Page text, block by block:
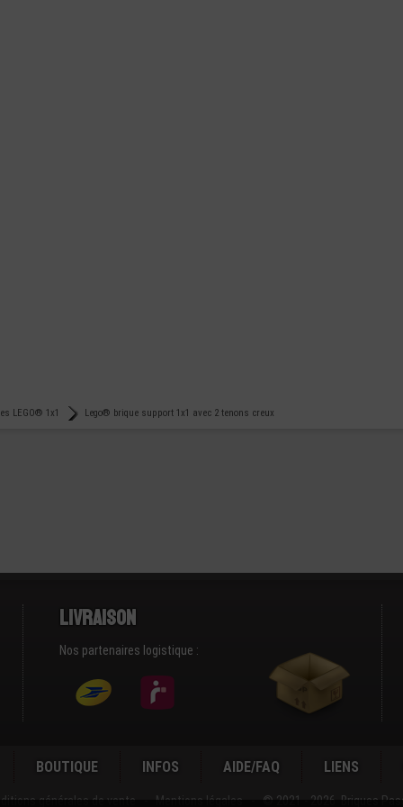
LEGO® 1x1 Lego® brique support 1x1 avec 2 tenons creux
Livraison
Nos partenaires logistique :
BOUTIQUE INFOS AIDE/FAQ LIENS
générales de vente Mentions légales © 2021 - 2026 Briques